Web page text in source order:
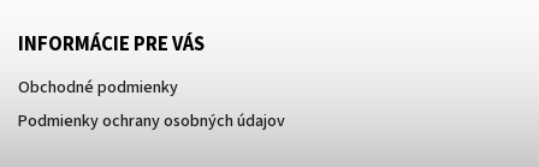
INFORMÁCIE PRE VÁS
Obchodné podmienky
Podmienky ochrany osobných údajov